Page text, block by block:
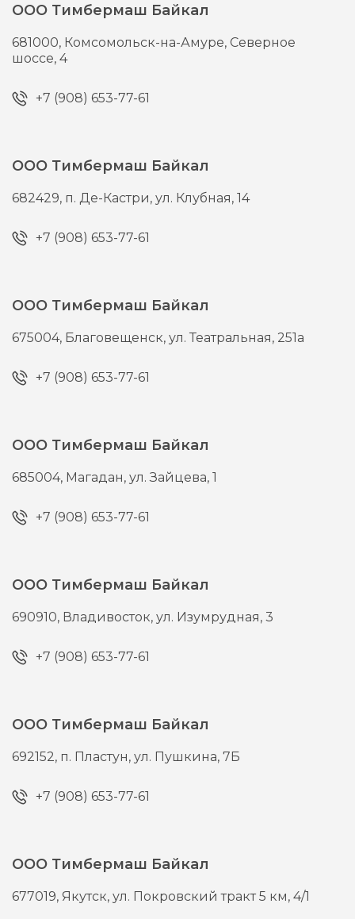
ООО Тимбермаш Байкал
681000, Комсомольск-на-Амуре, Северное
шоссе, 4
+7 (908) 653-77-61
ООО Тимбермаш Байкал
682429, п. Де-Кастри,ул. Клубная, 14
+7 (908) 653-77-61
ООО Тимбермаш Байкал
675004, Благовещенск,ул. Театральная, 251а
+7 (908) 653-77-61
ООО Тимбермаш Байкал
685004, Магадан,ул. Зайцева, 1
+7 (908) 653-77-61
ООО Тимбермаш Байкал
690910, Владивосток,ул. Изумрудная, 3
+7 (908) 653-77-61
ООО Тимбермаш Байкал
692152, п. Пластун,ул. Пушкина, 7Б
+7 (908) 653-77-61
ООО Тимбермаш Байкал
677019, Якутск,ул. Покровский тракт 5 км, 4/1